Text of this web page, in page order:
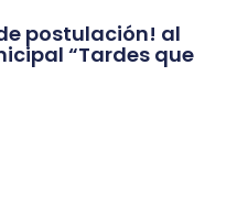
postulación! al
“Tardes que